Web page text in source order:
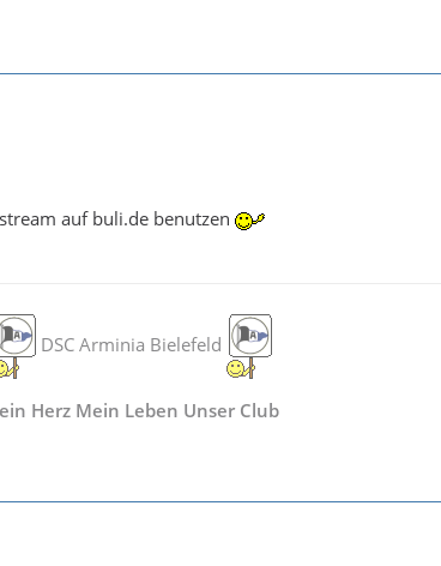
auf buli.de benutzen
DSC Arminia Bielefeld
Herz Mein Leben Unser Club